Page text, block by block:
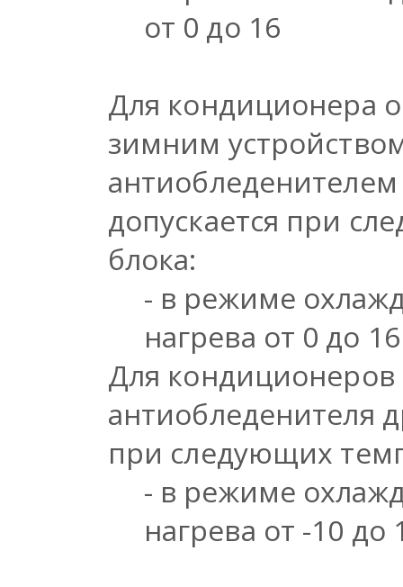
от 0 до 16
Для кондиционера
зимним
допускается при
блока:
- в режиме
нагрева от 0 до
Для
антиобледенителя
при следующих
- в режиме
нагрева от -10 до